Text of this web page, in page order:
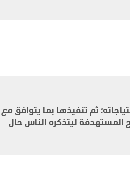
ثم تنفيذها بما يتوافق مع
المستهدفة ليتذكره الناس حال